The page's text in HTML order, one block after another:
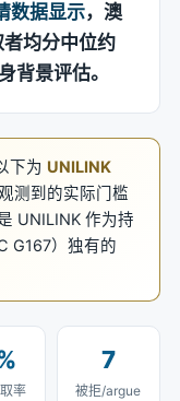
数据显示，澳
均分中位约
背景评估。
下为 UNILINK
测到的实际门槛
UNILINK 作为持
G167）独有的
率
7
被拒/argue